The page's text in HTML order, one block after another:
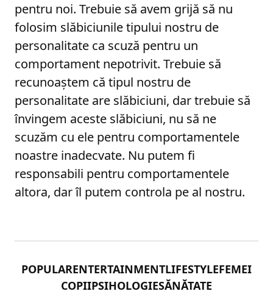
pentru noi. Trebuie să avem grijă să nu
folosim slăbiciunile tipului nostru de
personalitate ca scuză pentru un
comportament nepotrivit. Trebuie să
recunoaștem că tipul nostru de
personalitate are slăbiciuni, dar trebuie să
învingem aceste slăbiciuni, nu să ne
scuzăm cu ele pentru comportamentele
noastre inadecvate. Nu putem fi
responsabili pentru comportamentele
altora, dar îl putem controla pe al nostru.
POPULARENTERTAINMENTLIFESTYLEFEMEI
COPIIPSIHOLOGIESĂNĂTATE